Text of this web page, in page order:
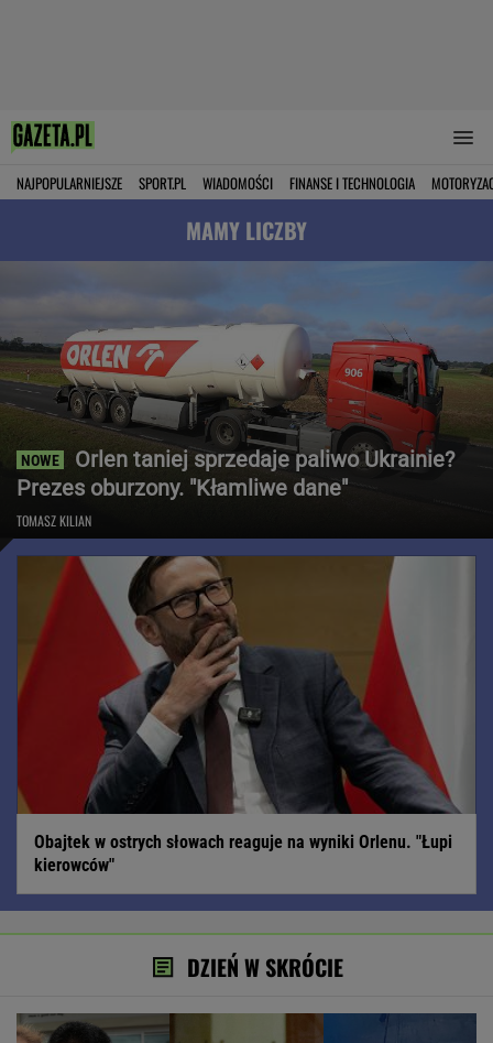
NAJPOPULARNIEJSZE SPORT.PL WIADOMOŚCI FINANSE I TECHNOLOGIA
MAMY LICZBY
Orlen taniej sprzedaje paliwo Ukrainie?
Prezes oburzony. "Kłamliwe dane"
TOMASZ KILIAN
Obajtek w ostrych słowach reaguje na wyniki Orlenu. "Łupi
kierowców"
DZIEŃ W SKRÓCIE